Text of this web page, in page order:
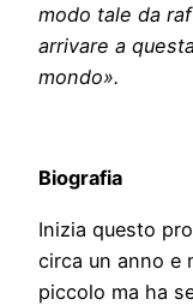
modo tale da
arrivare a
mondo».
Biografia
Inizia questo
circa un anno e
piccolo ma ha